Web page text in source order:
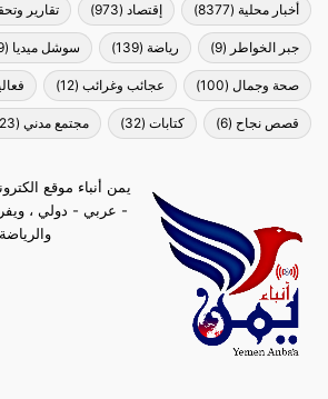
أخبار محلية (8377) إقتصاد (973) تقارير
جبر الخواطر (9) رياضة (139) سوشل ميديا (29)
صحة وجمال (100) عجائب وغرائب (12)
قصص نجاح (6) كتابات (32) مجتمع مدني (23)
يمن أنباء موقع
- عربي - دولي ،